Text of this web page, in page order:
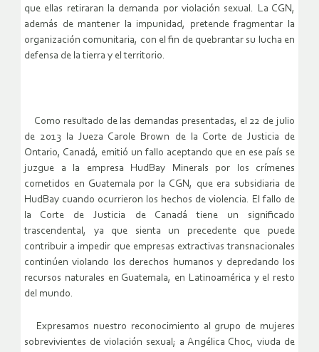
que ellas retiraran la demanda por violación sexual. La CGN,
además de mantener la impunidad, pretende fragmentar la
organización comunitaria, con el fin de quebrantar su lucha en
defensa de la tierra y el territorio.
Como resultado de las demandas presentadas, el 22 de julio
de 2013 la Jueza Carole Brown de la Corte de Justicia de
Ontario, Canadá, emitió un fallo aceptando que en ese país se
juzgue a la empresa HudBay Minerals por los crímenes
cometidos en Guatemala por la CGN, que era subsidiaria de
HudBay cuando ocurrieron los hechos de violencia. El fallo de
la Corte de Justicia de Canadá tiene un significado
trascendental, ya que sienta un precedente que puede
contribuir a impedir que empresas extractivas transnacionales
continúen violando los derechos humanos y depredando los
recursos naturales en Guatemala, en Latinoamérica y el resto
del mundo.
Expresamos nuestro reconocimiento al grupo de mujeres
sobrevivientes de violación sexual; a Angélica Choc, viuda de